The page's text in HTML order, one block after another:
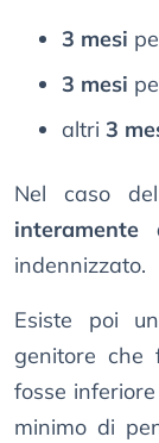
3 mesi
3 mesi
altri 3
Nel caso
indennizzato.
Esiste poi
genitore che
fosse
minimo di